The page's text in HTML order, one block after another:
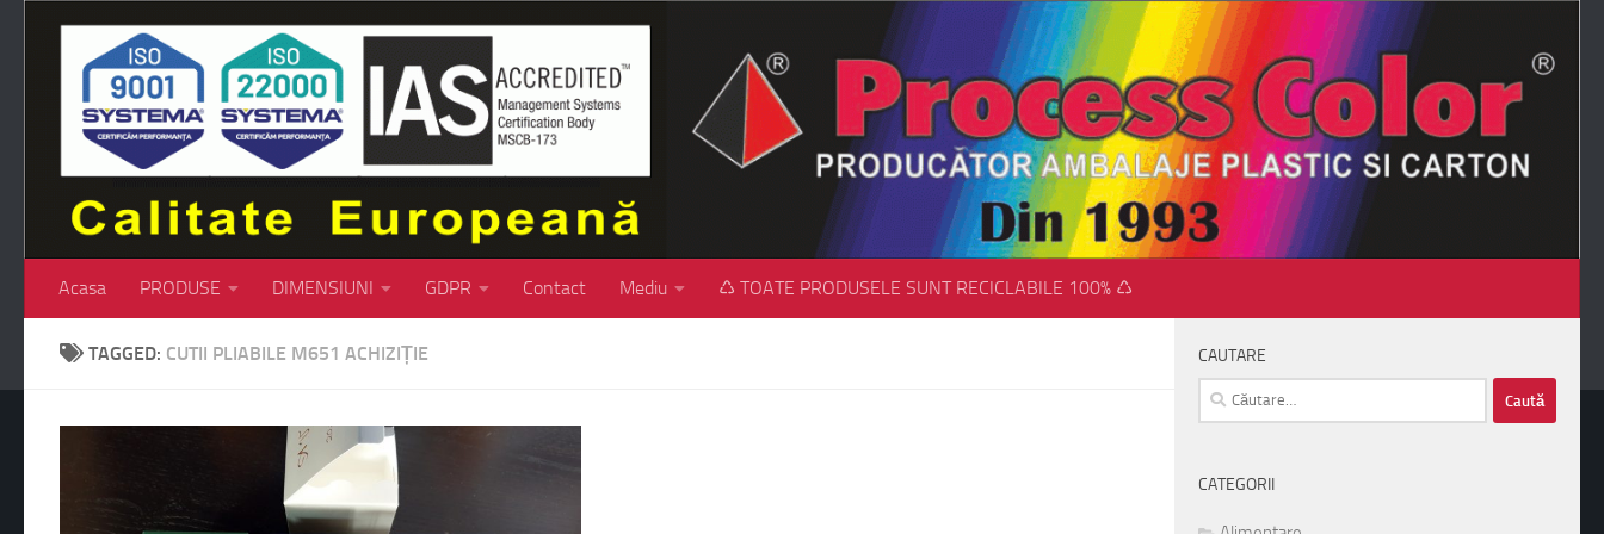
Skip to content
Acasa PRODUSE DIMENSIUNI GDPR Contact Mediu ♺ TOATE PRODUSELE SUNT RECICLABILE 100% ♺
TAGGED: CUTII PLIABILE M651 ACHIZIȚIE CAUTARE
Caută
după:
CATEGORII